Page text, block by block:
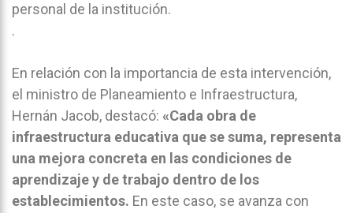
personal de la institución.
.
En relación con la importancia de esta intervención,
el ministro de Planeamiento e Infraestructura,
Hernán Jacob, destacó: «Cada obra de
infraestructura educativa que se suma, representa
una mejora concreta en las condiciones de
aprendizaje y de trabajo dentro de los
establecimientos. En este caso, se avanza con